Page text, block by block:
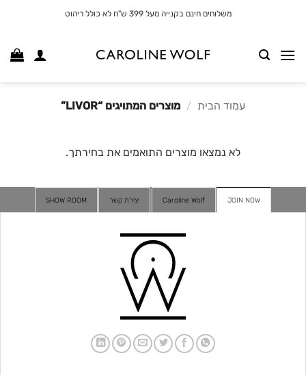
משלוחים חינם בקנייה מעל 399 ש"ח לא כולל ריהוט
עמוד הבית / מוצרים המתויגים “LIVOR”
לא נמצאו מוצרים התואמים את בחירתך.
JOIN NOW
Caroline Wolf יצירת קשר SHOW ROOM